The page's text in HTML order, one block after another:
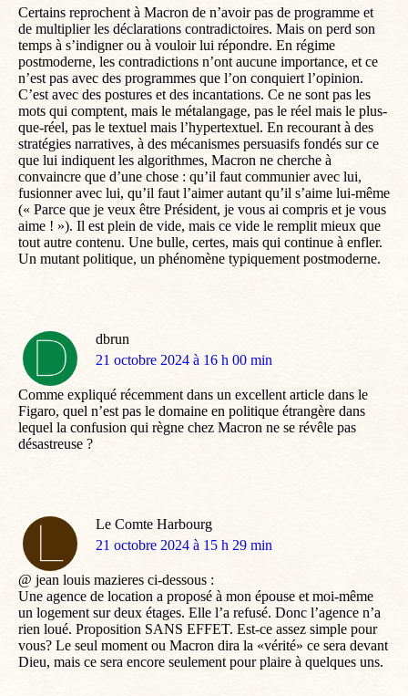
Certains reprochent à Macron de n’avoir pas de programme et
de multiplier les déclarations contradictoires. Mais on perd son
temps à s’indigner ou à vouloir lui répondre. En régime
postmoderne, les contradictions n’ont aucune importance, et ce
n’est pas avec des programmes que l’on conquiert l’opinion.
C’est avec des postures et des incantations. Ce ne sont pas les
mots qui comptent, mais le métalangage, pas le réel mais le plus-
que-réel, pas le textuel mais l’hypertextuel. En recourant à des
stratégies narratives, à des mécanismes persuasifs fondés sur ce
que lui indiquent les algorithmes, Macron ne cherche à
convaincre que d’une chose : qu’il faut communier avec lui,
fusionner avec lui, qu’il faut l’aimer autant qu’il s’aime lui-même
(« Parce que je veux être Président, je vous ai compris et je vous
aime ! »). Il est plein de vide, mais ce vide le remplit mieux que
tout autre contenu. Une bulle, certes, mais qui continue à enfler.
Un mutant politique, un phénomène typiquement postmoderne.
dbrun
dit
21 octobre 2024 à 16 h 00 min
Comme expliqué récemment dans un excellent article dans le
Figaro, quel n’est pas le domaine en politique étrangère dans
lequel la confusion qui règne chez Macron ne se révêle pas
désastreuse ?
Le Comte Harbourg
dit
21 octobre 2024 à 15 h 29 min
@ jean louis mazieres ci-dessous :
Une agence de location a proposé à mon épouse et moi-même
un logement sur deux étages. Elle l’a refusé. Donc l’agence n’a
rien loué. Proposition SANS EFFET. Est-ce assez simple pour
vous? Le seul moment ou Macron dira la «vérité» ce sera devant
Dieu, mais ce sera encore seulement pour plaire à quelques uns.